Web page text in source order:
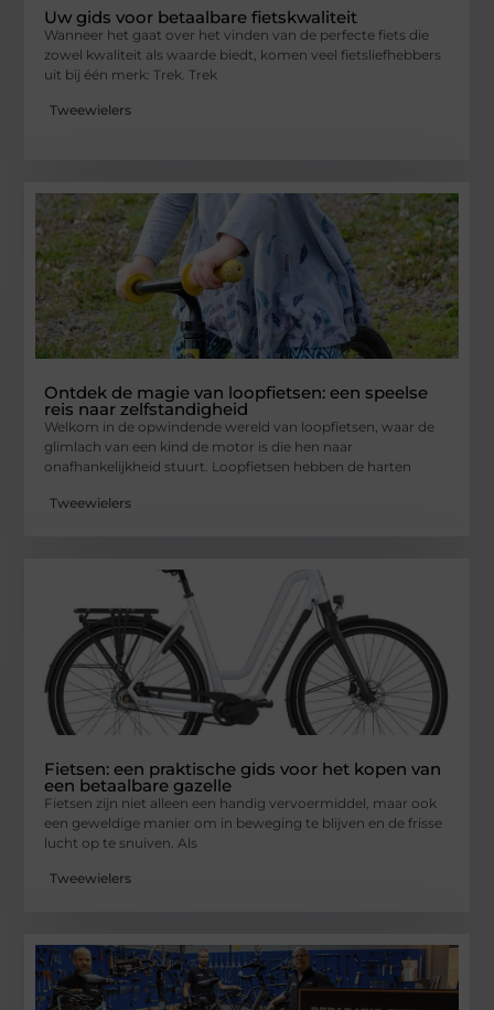
Uw gids voor betaalbare fietskwaliteit
Wanneer het gaat over het vinden van de perfecte fiets die
zowel kwaliteit als waarde biedt, komen veel fietsliefhebbers
uit bij één merk: Trek. Trek
Tweewielers
Ontdek de magie van loopfietsen: een speelse
reis naar zelfstandigheid
Welkom in de opwindende wereld van loopfietsen, waar de
glimlach van een kind de motor is die hen naar
onafhankelijkheid stuurt. Loopfietsen hebben de harten
Tweewielers
Fietsen: een praktische gids voor het kopen van
een betaalbare gazelle
Fietsen zijn niet alleen een handig vervoermiddel, maar ook
een geweldige manier om in beweging te blijven en de frisse
lucht op te snuiven. Als
Tweewielers